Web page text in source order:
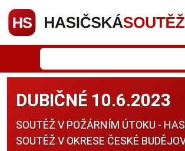
DUBIČNÉ 10.6.2023
SOUTĚŽ V POŽÁRNÍM ÚTOKU -
SOUTĚŽ V OKRESE ČESKÉ